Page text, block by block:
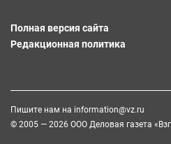
Полная версия сайта
Редакционная политика
Пишите нам на information@vz.ru
© 2005 — 2026 ООО Деловая газета